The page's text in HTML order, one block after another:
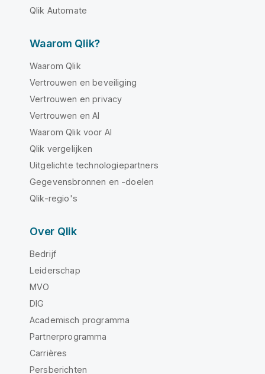
Qlik Automate
Waarom Qlik?
Waarom Qlik
Vertrouwen en beveiliging
Vertrouwen en privacy
Vertrouwen en AI
Waarom Qlik voor AI
Qlik vergelijken
Uitgelichte technologiepartners
Gegevensbronnen en -doelen
Qlik-regio's
Over Qlik
Bedrijf
Leiderschap
MVO
DIG
Academisch programma
Partnerprogramma
Carrières
Persberichten